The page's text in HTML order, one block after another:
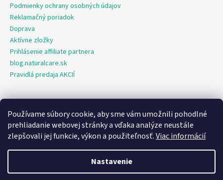
Používame súbory cookie, aby sme vám umožnili pohodlné
prehliadanie webovej stránky a vďaka analýze neustále
zlepšovali jej funkcie, výkon a použiteľnosť.Viac informácií
Nastavenie
Podmienky ochrany osobných údajov
Reklamačný poriadok
Doprava
Aktívne zložky
Prihlásenie affiliate partnera
blog.naturalcare.sk
Pravidlá predaja AKCIÍ
O marketing sa nám stará digitálna agentúra Consultee
Vytvoril Shoptet
NaturalCare.sk. Všetky práva vyhradené.
nastavenie cookies